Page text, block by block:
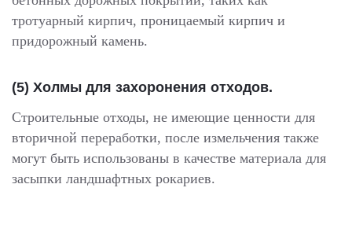
тротуарный кирпич, проницаемый кирпич и
придорожный камень.
(5) Холмы для захоронения отходов.
Строительные отходы, не имеющие ценности для
вторичной переработки, после измельчения также
могут быть использованы в качестве материала для
засыпки ландшафтных рокариев.